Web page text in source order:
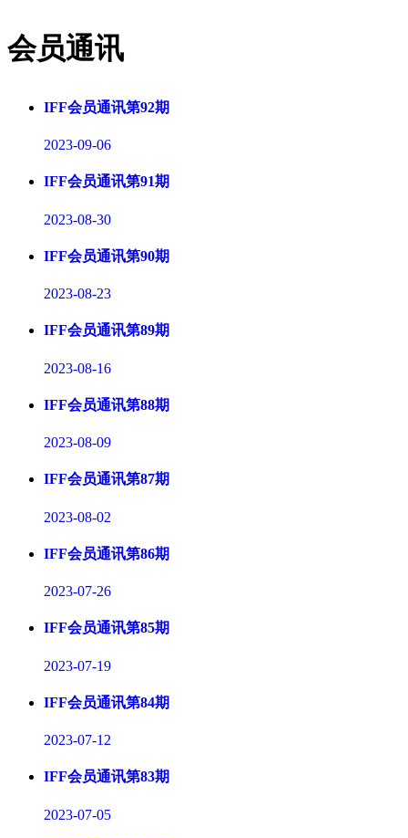
会员通讯
IFF会员通讯第92期
2023-09-06
IFF会员通讯第91期
2023-08-30
IFF会员通讯第90期
2023-08-23
IFF会员通讯第89期
2023-08-16
IFF会员通讯第88期
2023-08-09
IFF会员通讯第87期
2023-08-02
IFF会员通讯第86期
2023-07-26
IFF会员通讯第85期
2023-07-19
IFF会员通讯第84期
2023-07-12
IFF会员通讯第83期
2023-07-05